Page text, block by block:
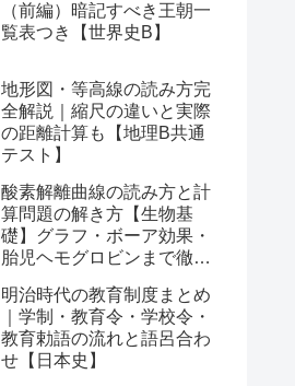
（前編）暗記すべき王朝一
覧表つき【世界史B】
地形図・等高線の読み方完
全解説｜縮尺の違いと実際
の距離計算も【地理B共通
テスト】
酸素解離曲線の読み方と計
算問題の解き方【生物基
礎】グラフ・ボーア効果・
胎児ヘモグロビンまで徹底
明治時代の教育制度まとめ
｜学制・教育令・学校令・
教育勅語の流れと語呂合わ
せ【日本史】